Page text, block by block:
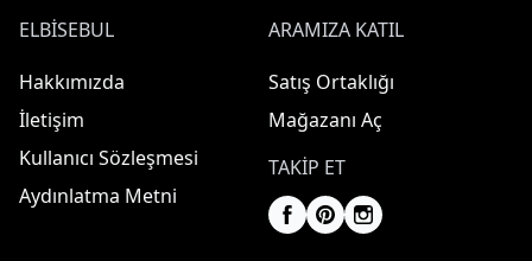
ELBISEBUL
Hakkımızda
İletişim
Kullanıcı Sözleşmesi
Aydınlatma Metni
ARAMIZA KATIL
Satış Ortaklığı
Mağazanı Aç
TAKIP ET